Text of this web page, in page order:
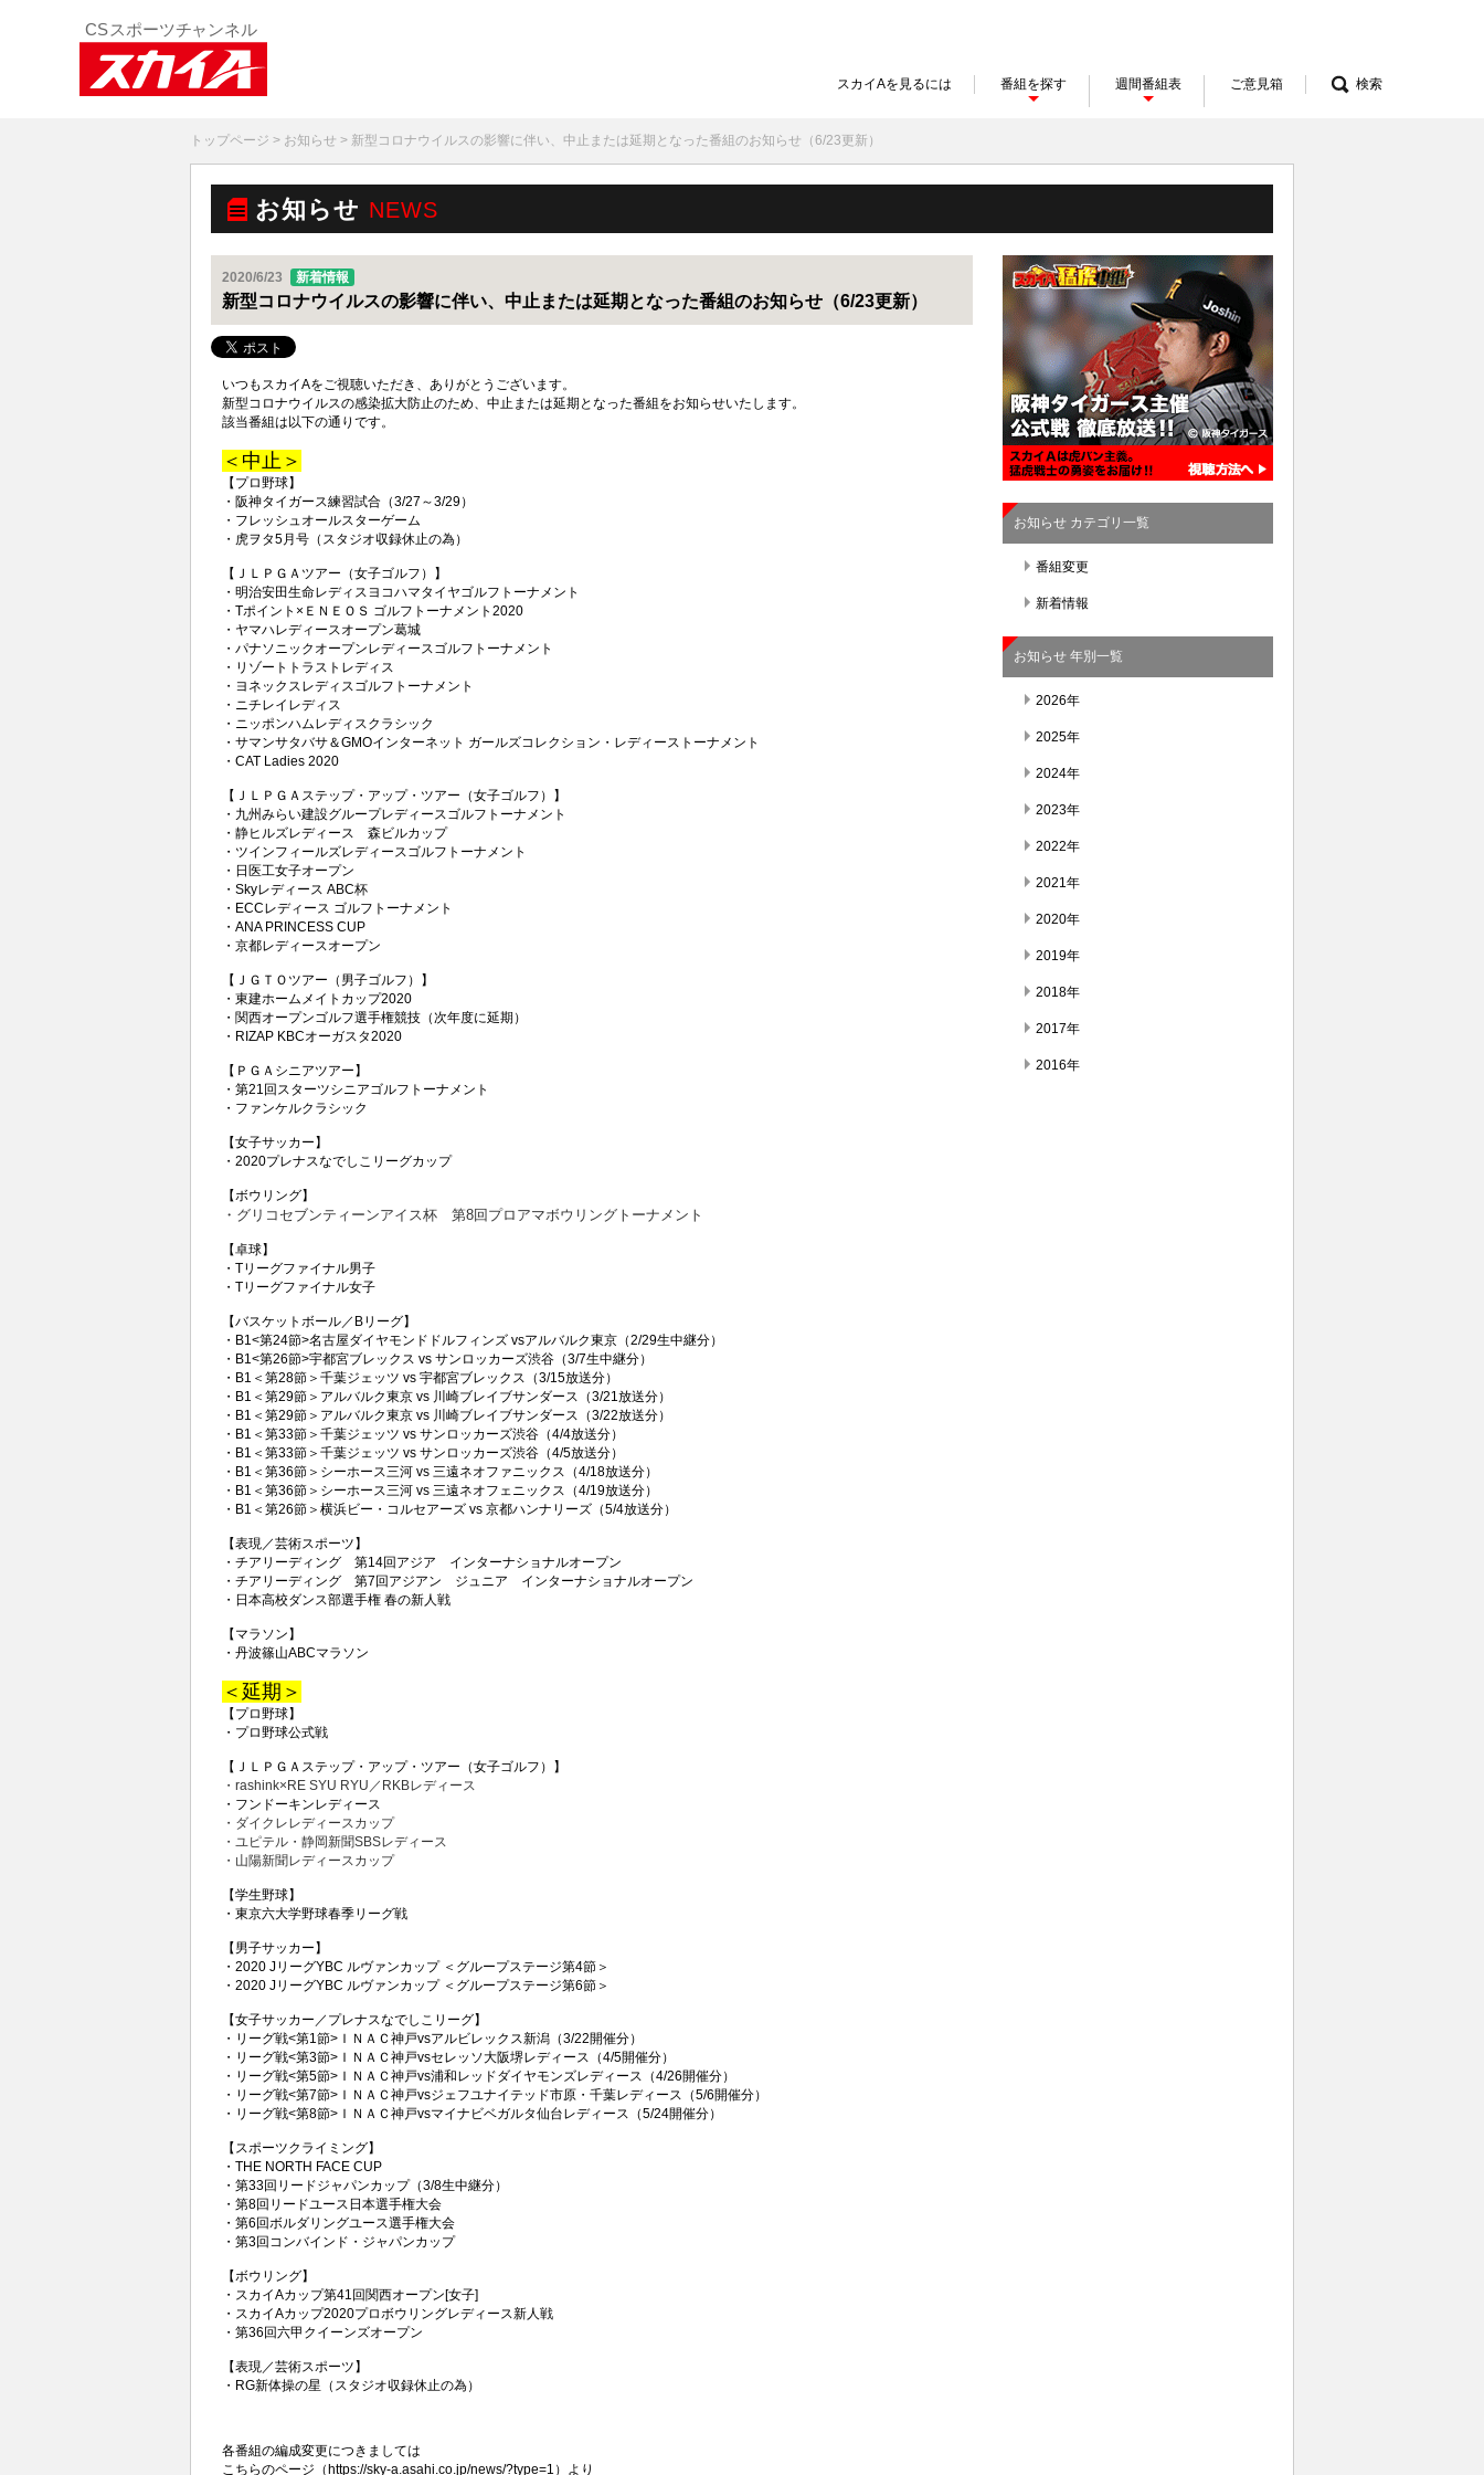
スカイAを見るには 番組を探す 週間番組表 ご意見箱 検索
トップページ > お知らせ > 新型コロナウイルスの影響に伴い、中止または延期となった番組のお知らせ（6/23更新）
お知らせ NEWS
2020/6/23 新着情報
新型コロナウイルスの影響に伴い、中止または延期となった番組のお知らせ（6/23更新）
いつもスカイAをご視聴いただき、ありがとうございます。
新型コロナウイルスの感染拡大防止のため、中止または延期となった番組をお知らせいたします。
該当番組は以下の通りです。
＜中止＞
【プロ野球】
・阪神タイガース練習試合（3/27～3/29）
・フレッシュオールスターゲーム
・虎ヲタ5月号（スタジオ収録休止の為）
【ＪＬＰＧＡツアー（女子ゴルフ）】
・明治安田生命レディスヨコハマタイヤゴルフトーナメント
・Tポイント×ＥＮＥＯＳ ゴルフトーナメント2020
・ヤマハレディースオープン葛城
・パナソニックオープンレディースゴルフトーナメント
・リゾートトラストレディス
・ヨネックスレディスゴルフトーナメント
・ニチレイレディス
・ニッポンハムレディスクラシック
・サマンサタバサ＆GMOインターネット ガールズコレクション・レディーストーナメント
・CAT Ladies 2020
【ＪＬＰＧＡステップ・アップ・ツアー（女子ゴルフ）】
・九州みらい建設グループレディースゴルフトーナメント
・静ヒルズレディース 森ビルカップ
・ツインフィールズレディースゴルフトーナメント
・日医工女子オープン
・Skyレディース ABC杯
・ECCレディース ゴルフトーナメント
・ANA PRINCESS CUP
・京都レディースオープン
【ＪＧＴＯツアー（男子ゴルフ）】
・東建ホームメイトカップ2020
・関西オープンゴルフ選手権競技（次年度に延期）
・RIZAP KBCオーガスタ2020
【ＰＧＡシニアツアー】
・第21回スターツシニアゴルフトーナメント
・ファンケルクラシック
【女子サッカー】
・ 2020プレナスなでしこリーグカップ
【ボウリング】
・グリコセブンティーンアイス杯 第8回プロアマボウリングトーナメント
【卓球】
・Tリーグファイナル男子
・Tリーグファイナル女子
【バスケットボール／Bリーグ】
・B1<第24節>名古屋ダイヤモンドドルフィンズ vsアルバルク東京（2/29生中継分）
・B1<第26節>宇都宮ブレックス vs サンロッカーズ渋谷（3/7生中継分）
・B1＜第28節＞千葉ジェッツ vs 宇都宮ブレックス（3/15放送分）
・B1＜第29節＞アルバルク東京 vs 川崎ブレイブサンダース（3/21放送分）
・B1＜第29節＞アルバルク東京 vs 川崎ブレイブサンダース（3/22放送分）
・B1＜第33節＞千葉ジェッツ vs サンロッカーズ渋谷（4/4放送分）
・B1＜第33節＞千葉ジェッツ vs サンロッカーズ渋谷（4/5放送分）
・B1＜第36節＞シーホース三河 vs 三遠ネオファニックス（4/18放送分）
・B1＜第36節＞シーホース三河 vs 三遠ネオフェニックス（4/19放送分）
・B1＜第26節＞横浜ビー・コルセアーズ vs 京都ハンナリーズ（5/4放送分）
【表現／芸術スポーツ】
・チアリーディング 第14回アジア インターナショナルオープン
・チアリーディング 第7回アジアン ジュニア インターナショナルオープン
・日本高校ダンス部選手権 春の新人戦
【マラソン】
・丹波篠山ABCマラソン
＜延期＞
【プロ野球】
・プロ野球公式戦
【ＪＬＰＧＡステップ・アップ・ツアー（女子ゴルフ）】
・rashink×RE SYU RYU／RKBレディース
・フンドーキンレディース
・ダイクレレディースカップ
・ユピテル・静岡新聞SBSレディース
・山陽新聞レディースカップ
【学生野球】
・東京六大学野球春季リーグ戦
【男子サッカー】
・2020 JリーグYBC ルヴァンカップ ＜グループステージ第4節＞
・2020 JリーグYBC ルヴァンカップ ＜グループステージ第6節＞
【女子サッカー／プレナスなでしこリーグ】
・リーグ戦<第1節>ＩＮＡＣ神戸vsアルビレックス新潟（3/22開催分）
・リーグ戦<第3節>ＩＮＡＣ神戸vsセレッソ大阪堺レディース（4/5開催分）
・リーグ戦<第5節>ＩＮＡＣ神戸vs浦和レッドダイヤモンズレディース（4/26開催分）
・リーグ戦<第7節>ＩＮＡＣ神戸vsジェフユナイテッド市原・千葉レディース（5/6開催分）
・リーグ戦<第8節>ＩＮＡＣ神戸vsマイナビベガルタ仙台レディース （5/24開催分）
【スポーツクライミング】
・THE NORTH FACE CUP
・第33回リードジャパンカップ（3/8生中継分）
・第8回リードユース日本選手権大会
・第6回ボルダリングユース選手権大会
・第3回コンバインド・ジャパンカップ
【ボウリング】
・スカイAカップ第41回関西オープン[女子]
・スカイAカップ2020プロボウリングレディース新人戦
・第36回六甲クイーンズオープン
【表現／芸術スポーツ】
・RG新体操の星（スタジオ収録休止の為）
各番組の編成変更につきましては
こちらのページ（https://sky-a.asahi.co.jp/news/?type=1 ）より
お知らせ カテゴリ一覧
番組変更
新着情報
お知らせ 年別一覧
2026年
2025年
2024年
2023年
2022年
2021年
2020年
2019年
2018年
2017年
2016年